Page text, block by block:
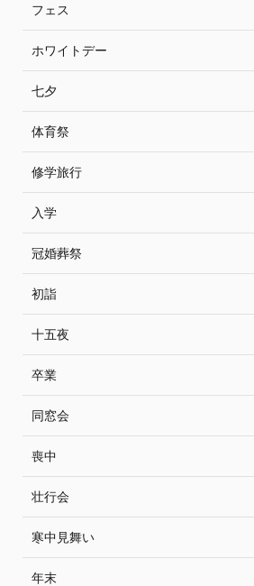
フェス
ホワイトデー
七夕
体育祭
修学旅行
入学
冠婚葬祭
初詣
十五夜
卒業
同窓会
喪中
壮行会
寒中見舞い
年末